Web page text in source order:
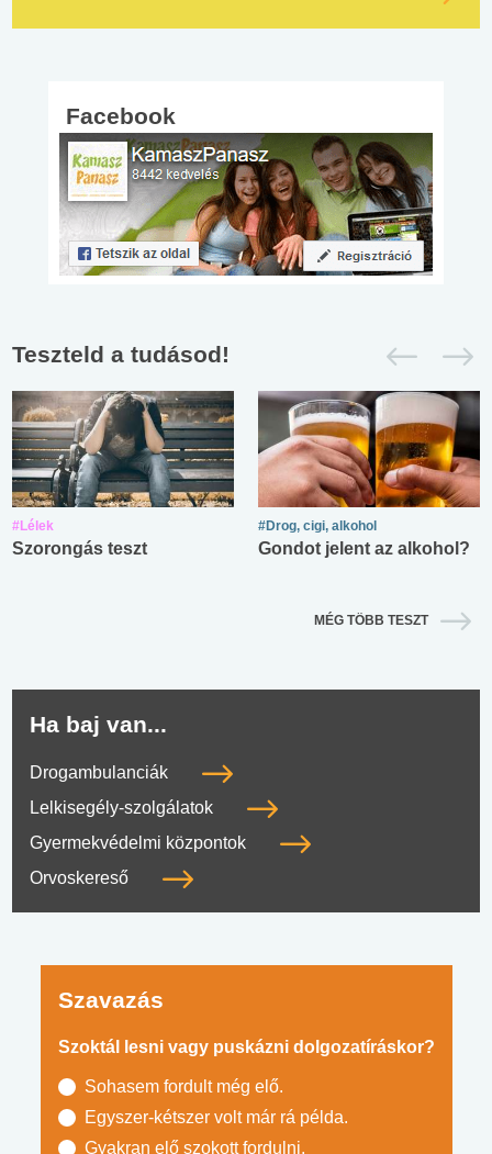
Facebook
Teszteld a tudásod!
#Lélek
Szorongás teszt
#Drog, cigi, alkohol
Gondot jelent az alkohol?
MÉG TÖBB TESZT
Ha baj van...
Drogambulanciák
Lelkisegély-szolgálatok
Gyermekvédelmi központok
Orvoskereső
Szavazás
Szoktál lesni vagy puskázni dolgozatíráskor?
Sohasem fordult még elő.
Egyszer-kétszer volt már rá példa.
Gyakran elő szokott fordulni.